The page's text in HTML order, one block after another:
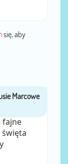
się, aby
fajne
święta